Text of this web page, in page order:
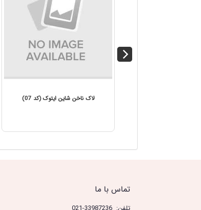
لاک ناخن شاین ایتوک (کد 07)
تماس با ما